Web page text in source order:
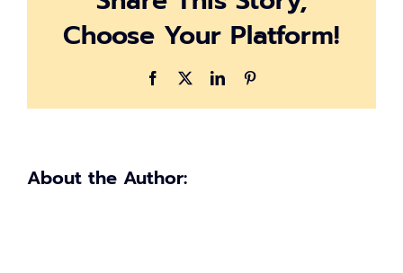
PowerBuy
Choose Your Platform!
Facebook LinkedIn
About the Author: